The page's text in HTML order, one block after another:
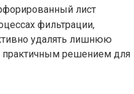
лист
фильтрации,
удалять лишнюю
практичным решением для